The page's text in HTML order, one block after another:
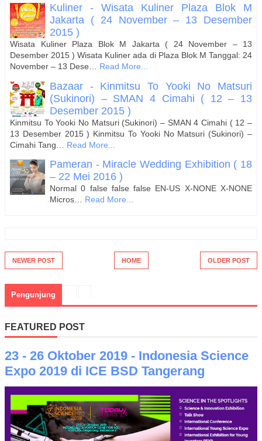
Kuliner - Wisata Kuliner Plaza Blok M
Jakarta ( 24 November – 13 Desember
2015 )
Wisata Kuliner Plaza Blok M Jakarta ( 24 November – 13
Desember 2015 ) Wisata Kuliner ada di Plaza Blok M Tanggal: 24
November – 13 Dese… Read More...
Bazaar - Kinmitsu To Yooki No Matsuri
(Sukinori) – SMAN 4 Cimahi ( 12 – 13
Desember 2015 )
Kinmitsu To Yooki No Matsuri (Sukinori) – SMAN 4 Cimahi ( 12 –
13 Desember 2015 ) Kinmitsu To Yooki No Matsuri (Sukinori) –
Cimahi Tang…
Read More...
Pameran - Miracle Wedding Exhibition ( 18
– 22 Mei 2016 )
Normal 0 false false false EN-US X-NONE X-NONE
Micros… Read More...
NEWER POST OLDER POST
HOME
Pengunjung
FEATURED POST
23 - 26 Oktober 2019 - Indonesia Science
Expo 2019 di ICE BSD Tangerang